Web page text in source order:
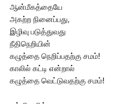
ஆன்மீகத்தையே
அகற்ற நினைப்பது,
இழிவு படுத்துவது
நீதிநெறியின்
கழுத்தை நெறிப்பதற்கு சமம்!
காலில் கட்டி என்றால்
கழுத்தை வெட்டுவதற்கு சமம்!